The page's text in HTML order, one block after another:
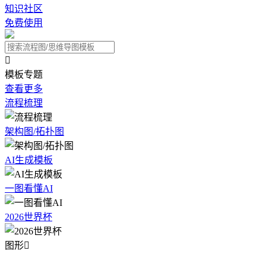
知识社区
免费使用

模板专题
查看更多
流程梳理
架构图/拓扑图
AI生成模板
一图看懂AI
2026世界杯
图形